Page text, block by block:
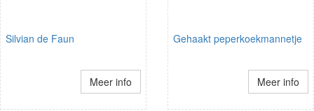
Silvian de Faun
Meer info
Gehaakt peperkoekmannetje
Meer info